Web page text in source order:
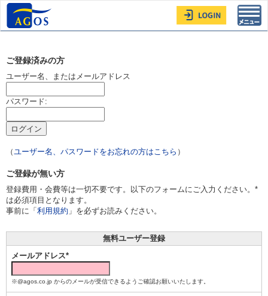
ご登録済みの方
ユーザー名、またはメールアドレス
パスワード:
（ユーザー名、パスワードをお忘れの方はこちら ）
ご登録が無い方
登録費用・会費等は一切不要です。以下のフォームにご入力ください。*
は必須項目となります。
事前に「 利用規約 」を必ずお読みください。
無料ユーザー登録
メールアドレス*
※@agos.co.jp からのメールが受信できるようご確認お願いいたします。